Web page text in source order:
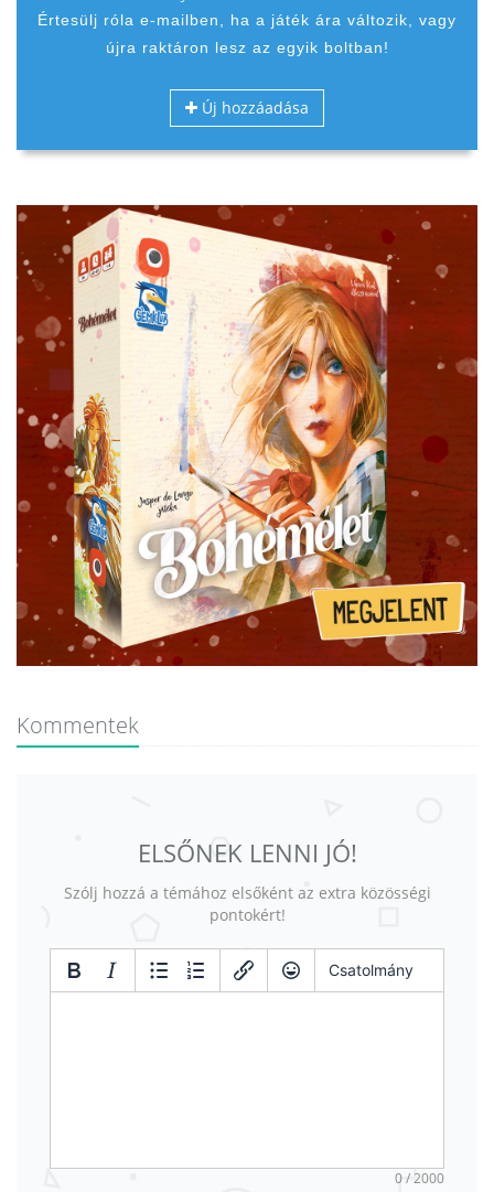
Értesülj róla e-mailben, ha a játék ára változik, vagy
újra raktáron lesz az egyik boltban!
Új hozzáadása
Kommentek
ELSŐNEK LENNI JÓ!
Szólj hozzá a témához elsőként az extra közösségi
pontokért!
Csatolmány
0 / 2000